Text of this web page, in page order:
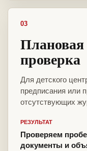
03
проверка
Для детского
предписания или
отсутствующих
РЕЗУЛЬТАТ
Проверяем
документы и